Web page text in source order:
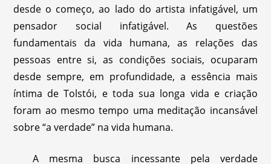
desde o começo, ao lado do artista infatigável, um
pensador social infatigável. As questões
fundamentais da vida humana, as relações das
pessoas entre si, as condições sociais, ocuparam
desde sempre, em profundidade, a essência mais
íntima de Tolstói, e toda sua longa vida e criação
foram ao mesmo tempo uma meditação incansável
sobre “a verdade” na vida humana.
A mesma busca incessante pela verdade